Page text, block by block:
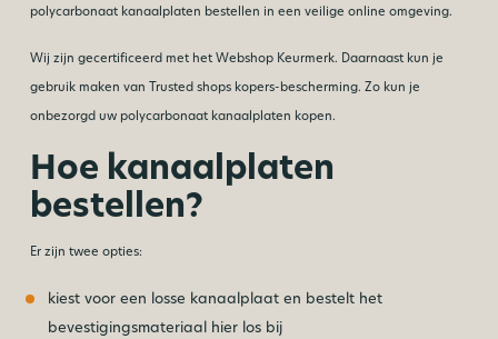
polycarbonaat kanaalplaten bestellen in een veilige online omgeving.
Wij zijn gecertificeerd met het Webshop Keurmerk. Daarnaast kun je
gebruik maken van Trusted shops kopers-bescherming. Zo kun je
onbezorgd uw polycarbonaat kanaalplaten kopen.
Hoe kanaalplaten
bestellen?
Er zijn twee opties:
kiest voor een losse kanaalplaat en bestelt het
bevestigingsmateriaal hier los bij